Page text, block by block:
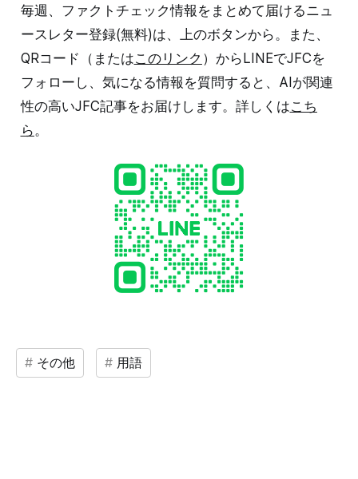
毎週、ファクトチェック情報をまとめて届けるニュ
ースレター登録(無料)は、上のボタンから。また、
QRコード（またはこのリンク ）からLINEでJFCを
フォローし、気になる情報を質問すると、AIが関連
性の高いJFC記事をお届けします。詳しくはこち
ら。
その他 用語